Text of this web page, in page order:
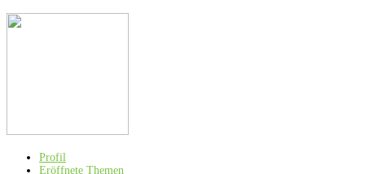
Profil
Eröffnete Themen